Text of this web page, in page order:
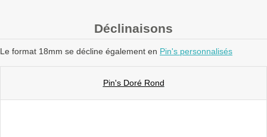
Déclinaisons
Le format 18mm se décline également en Pin's personnalisés
Pin's Doré Rond